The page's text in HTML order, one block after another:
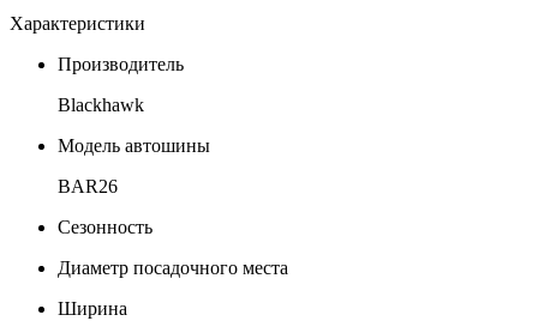
Характеристики
Производитель
Blackhawk
Модель автошины
BAR26
Сезонность
Диаметр посадочного места
Ширина